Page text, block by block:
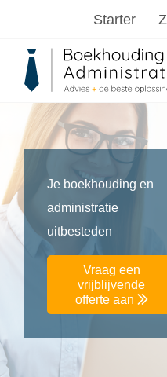
Starter
Je boekhouding en
administratie
uitbesteden
Vraag een
vrijblijvende
offerte aan